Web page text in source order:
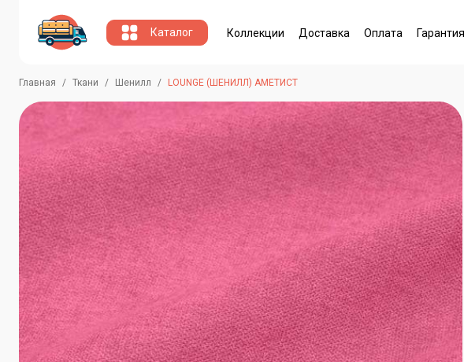
Каталог Коллекции Доставка Оплата Гарантия
Главная Ткани Шенилл LOUNGE (ШЕНИЛЛ) АМЕТИСТ